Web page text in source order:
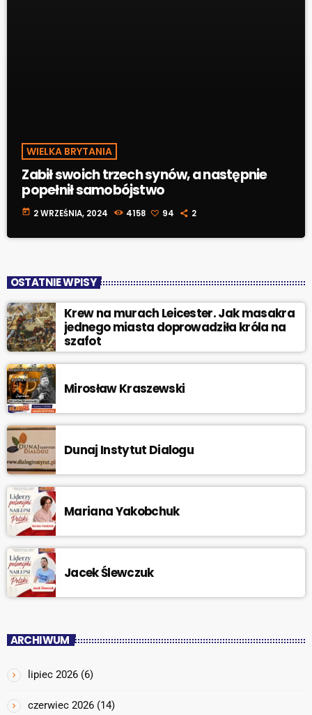
WIELKA BRYTANIA
Zabił swoich trzech synów, a następnie
popełnił samobójstwo
today 2 WRZEŚNIA, 2024 4158 94 2
OSTATNIE WPISY
Krew na murach Leicester. Jak masakra
jednego miasta doprowadziła króla na
szafot
Mirosław Kraszewski
Dunaj Instytut Dialogu
Mariana Yakobchuk
Jacek Ślewczuk
ARCHIWUM
lipiec 2026 (6)
czerwiec 2026 (14)